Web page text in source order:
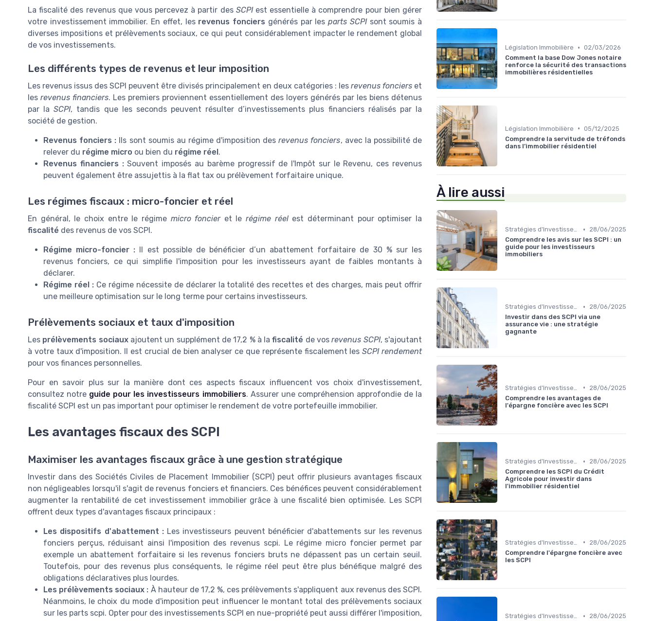
La fiscalité des revenus que vous percevez à partir des SCPIest essentielle à comprendre pour bien gérer
votre investissement immobilier. En effet, les revenus fonciers générés par lesparts SCPIsont soumis à
diverses impositions et prélèvements sociaux, ce qui peut considérablement impacter le rendement global
de vos investissements.
Les différents types de revenus et leur imposition
Les revenus issus des SCPI peuvent être divisés principalement en deux catégories : les revenus fonciers et
les revenus financiers. Les premiers proviennent essentiellement des loyers générés par les biens détenus
par laSCPI, tandis que les seconds peuvent résulter d’investissements plus financiers réalisés par la
société de gestion.
Revenus fonciers : Ils sont soumis au régime d'imposition desrevenus fonciers, avec la possibilité de
relever du régime micro ou bien du régime réel.
Revenus financiers :Souvent imposés au barème progressif de l'Impôt sur le Revenu, ces revenus
peuvent également être assujettis à la flat tax ou prélèvement forfaitaire unique.
Les régimes fiscaux : micro-foncier et réel
En général, le choix entre le régime micro foncieret lerégime réelest déterminant pour optimiser la
fiscalité des revenus de vos SCPI.
Régime micro-foncier : Il est possible de bénéficier d’un abattement forfaitaire de 30 % sur les
revenus fonciers, ce qui simplifie l'imposition pour les investisseurs ayant de faibles montants à
déclarer.
Régime réel :Ce régime nécessite de déclarer la totalité des recettes et des charges, mais peut offrir
une meilleure optimisation sur le long terme pour certains investisseurs.
Prélèvements sociaux et taux d'imposition
Les prélèvements sociauxajoutent un supplément de 17,2 % à lafiscalité de vosrevenus SCPI, s'ajoutant
à votre taux d'imposition. Il est crucial de bien analyser ce que représente fiscalement lesSCPI rendement
pour vos finances personnelles.
Pour en savoir plus sur la manière dont ces aspects fiscaux influencent vos choix d'investissement,
consultez notre guide pour les investisseurs immobiliers. Assurer une compréhension approfondie de la
fiscalité SCPI est un pas important pour optimiser le rendement de votre portefeuille immobilier.
Les avantages fiscaux des SCPI
Maximiser les avantages fiscaux grâce à une gestion stratégique
Investir dans des Sociétés Civiles de Placement Immobilier (SCPI) peut offrir plusieurs avantages fiscaux
non négligeables lorsqu'il s'agit de revenus fonciers et financiers. Ces bénéfices peuvent considérablement
augmenter la rentabilité de cet investissement immobilier grâce à une fiscalité bien optimisée. Les SCPI
offrent deux types d'avantages fiscaux principaux :
Les dispositifs d'abattement :Les investisseurs peuvent bénéficier d'abattements sur les revenus
fonciers perçus, réduisant ainsi l'imposition des revenus scpi. Le régime micro foncier permet par
exemple un abattement forfaitaire si les revenus fonciers bruts ne dépassent pas un certain seuil.
Toutefois, pour des revenus plus conséquents, le régime réel peut être plus bénéfique malgré des
obligations déclaratives plus lourdes.
Les prélèvements sociaux : À hauteur de 17,2 %, ces prélèvements s'appliquent aux revenus des SCPI.
Néanmoins, le choix du mode d'imposition peut influencer le montant total des prélèvements sociaux
sur les parts scpi. Opter pour des investissements SCPI en nue-propriété peut aussi différer l'imposition,
Législation Immobilière • 02/03/2026
Comment la base Dow Jones notaire
renforce la sécurité des transactions
immobilières résidentielles
Législation Immobilière • 05/12/2025
Comprendre la servitude de tréfonds
dans l’immobilier résidentiel
À lire aussi
Stratégies d'Investissement Immobilier •
28/06/2025
Comprendre les avis sur les SCPI : un
guide pour les investisseurs
immobiliers
Stratégies d'Investissement Immobilier •
28/06/2025
Investir dans des SCPI via une
assurance vie : une stratégie
gagnante
•
28/06/2025
Comprendre les avantages de
l'épargne foncière avec les SCPI
Stratégies d'Investissement Immobilier •
28/06/2025
Comprendre les SCPI du Crédit
Agricole pour investir dans
l'immobilier résidentiel
•
28/06/2025
Comprendre l'épargne foncière avec
les SCPI
Stratégies d'Investissement Immobilier • 28/06/2025